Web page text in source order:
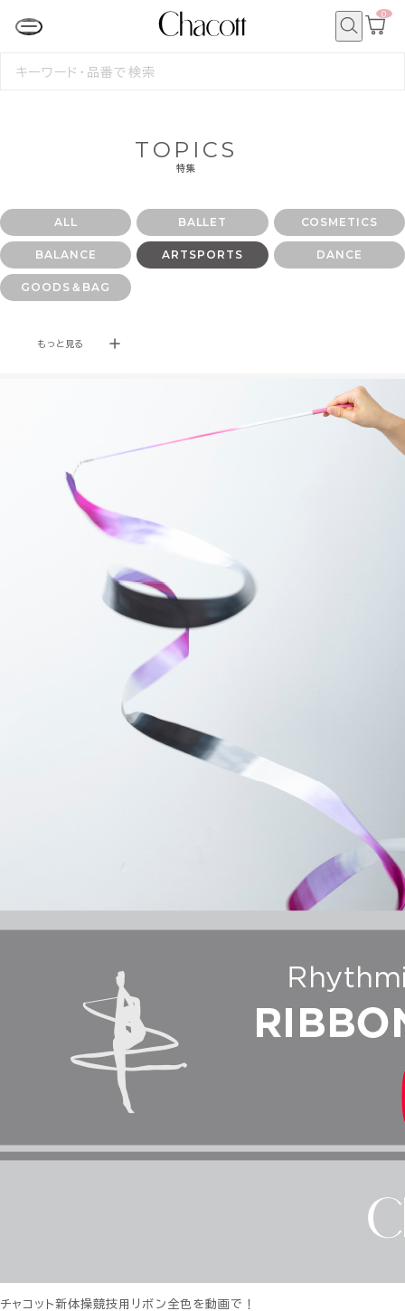
カ
0
検
特集
TOPICS
ALL BALLET COSMETICS
BALANCE ARTSPORTS DANCE
GOODS＆BAG
チャコット新体操競技用リボン全色を動画で！